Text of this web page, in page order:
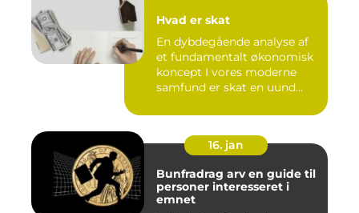
Hvad er skat
En dybdegående analyse af
et fundamentalt økonomisk
koncept I vores moderne
samfund er skat en uund...
16. jan
Bunfradrag arv en guide til
personer interesseret i
emnet